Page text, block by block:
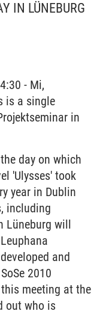
IN LÜNEBURG
- Mi,
is a single
in
day on which
'Ulysses' took
year in Dublin
including
Lüneburg will
and
2010
meeting at the
out who is